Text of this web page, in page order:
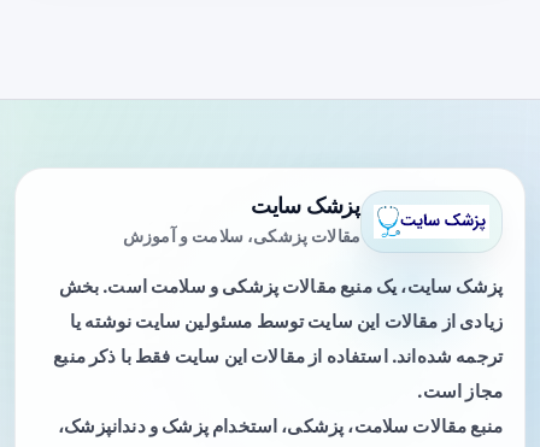
پزشک سایت
مقالات پزشکی، سلامت و آموزش
پزشک سایت، یک منبع مقالات پزشکی و سلامت است. بخش
زیادی از مقالات این سایت توسط مسئولین سایت نوشته یا
ترجمه شده‌اند. استفاده از مقالات این سایت فقط با ذکر منبع
مجاز است.
منبع مقالات سلامت، پزشکی، استخدام پزشک و دندانپزشک،